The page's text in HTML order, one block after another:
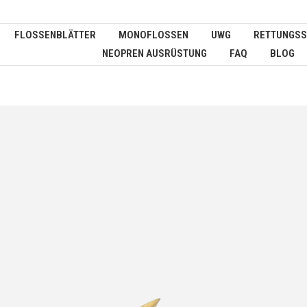
FLOSSENBLÄTTER MONOFLOSSEN UWG
NEOPREN AUSRÜSTUNG
FAQ BLOG